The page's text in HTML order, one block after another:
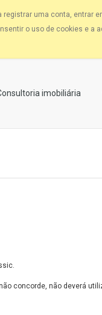
uma conta, entrar
o uso de cookies e a
imobiliária
concorde, não deverá